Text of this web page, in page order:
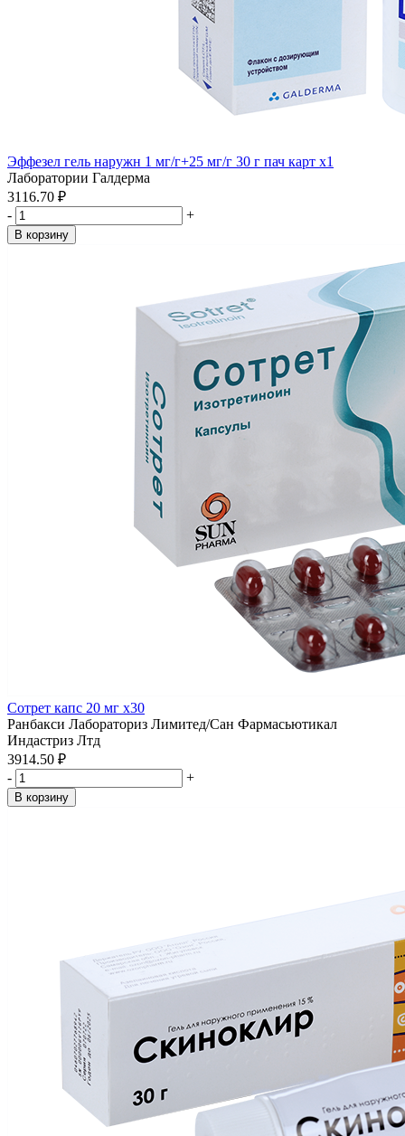
Эффезел гель наружн 1 мг/г+25 мг/г 30 г пач карт x1
Лаборатории Галдерма
3116.70 ₽
-
+
В корзину
Сотрет капс 20 мг x30
Ранбакси Лабораториз Лимитед/Сан Фармасьютикал
Индастриз Лтд
3914.50 ₽
-
+
В корзину